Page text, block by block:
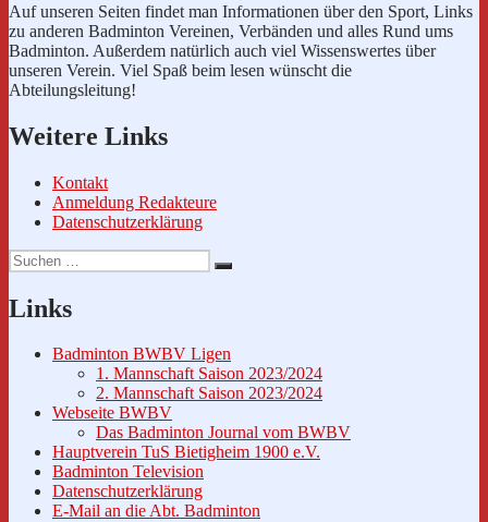
Auf unseren Seiten findet man Informationen über den Sport, Links
zu anderen Badminton Vereinen, Verbänden und alles Rund ums
Badminton. Außerdem natürlich auch viel Wissenswertes über
unseren Verein. Viel Spaß beim lesen wünscht die
Abteilungsleitung!
Weitere Links
Kontakt
Anmeldung Redakteure
Datenschutzerklärung
Suche
nach:
Suchen
Links
Badminton BWBV Ligen
1. Mannschaft Saison 2023/2024
2. Mannschaft Saison 2023/2024
Webseite BWBV
Das Badminton Journal vom BWBV
Hauptverein TuS Bietigheim 1900 e.V.
Badminton Television
Datenschutzerklärung
E-Mail an die Abt. Badminton